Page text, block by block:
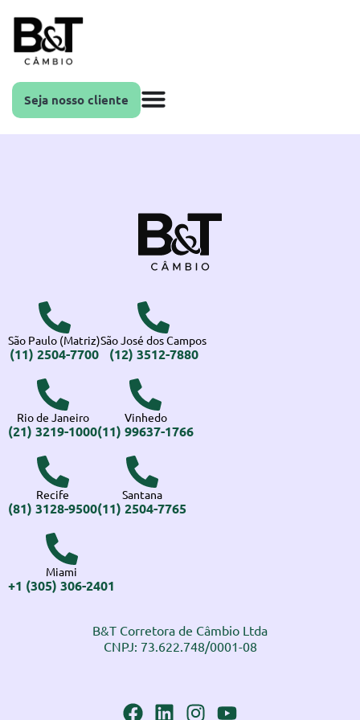
Seja nosso cliente
São Paulo (Matriz)
(11) 2504-7700
São José dos Campos
(12) 3512-7880
Rio de Janeiro
(21) 3219-1000
Vinhedo
(11) 99637-1766
Recife
(81) 3128-9500
Santana
(11) 2504-7765
Miami
+1 (305) 306-2401
B&T Corretora de Câmbio Ltda
CNPJ: 73.622.748/0001-08